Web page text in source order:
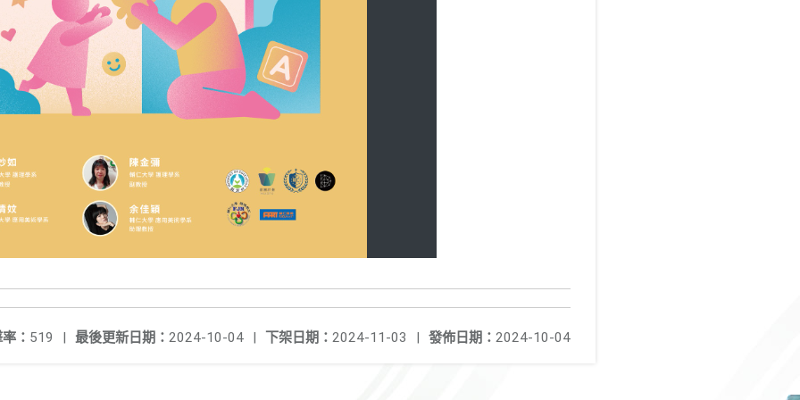
發佈日期： 2024-10-04
下架日期： 2024-11-03 |
最後更新日期： 2024-10-04 |
： 519 |